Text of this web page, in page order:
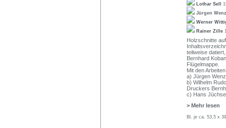
Lothar Sell
Jürgen
Werner
Rainer Zille
Holzschnitte
teilweise
Bernhard
Flügelmappe.
Mit den
a) Jürgen
b) Wilhelm
Druckers
c) Hans
> Mehr lesen
Bl. je ca. 53,5 x